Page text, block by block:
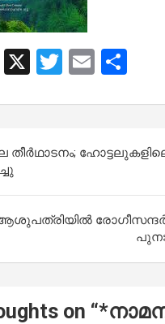
W X
T
tt
E
ail ar
തീര്‍ഥാടനം;
ആശുപത്രിയില്‍
on “